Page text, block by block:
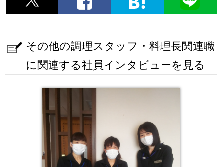
その他の調理スタッフ・料理長関連職
に関連する社員インタビューを見る